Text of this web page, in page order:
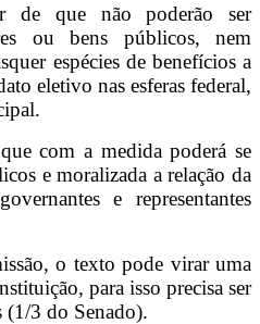
de que não poderão ser
ou bens públicos, nem
espécies de benefícios a
eletivo nas esferas federal,
com a medida poderá se
e moralizada a relação da
e representantes
o texto pode virar uma
para isso precisa ser
(1/3 do Senado).